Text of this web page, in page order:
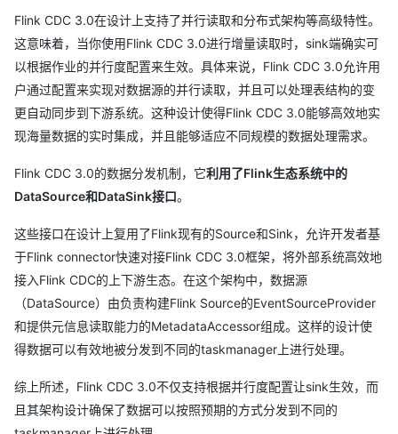
Flink CDC 3.0在设计上支持了并行读取和分布式架构等高级特性。
这意味着，当你使用Flink CDC 3.0进行增量读取时，sink端确实可
以根据作业的并行度配置来生效。具体来说，Flink CDC 3.0允许用
户通过配置来实现对数据源的并行读取，并且可以处理表结构的变
更自动同步到下游系统。这种设计使得Flink CDC 3.0能够高效地实
现海量数据的实时集成，并且能够适应不同规模的数据处理需求。
Flink CDC 3.0的数据分发机制，它利用了Flink生态系统中的
DataSource和DataSink接口。
这些接口在设计上复用了Flink现有的Source和Sink，允许开发者基
于Flink connector快速对接Flink CDC 3.0框架，将外部系统高效地
接入Flink CDC的上下游生态。在这个架构中，数据源
（DataSource）由负责构建Flink Source的EventSourceProvider
和提供元信息读取能力的MetadataAccessor组成。这样的设计使
得数据可以有效地被分发到不同的taskmanager上进行处理。
综上所述，Flink CDC 3.0不仅支持根据并行度配置让sink生效，而
且其架构设计确保了数据可以按照预期的方式分发到不同的